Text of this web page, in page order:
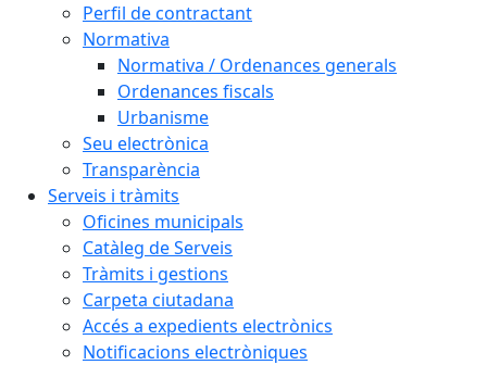
Perfil de contractant
Normativa
Normativa / Ordenances generals
Ordenances fiscals
Urbanisme
Seu electrònica
Transparència
Serveis i tràmits
Oficines municipals
Catàleg de Serveis
Tràmits i gestions
Carpeta ciutadana
Accés a expedients electrònics
Notificacions electròniques